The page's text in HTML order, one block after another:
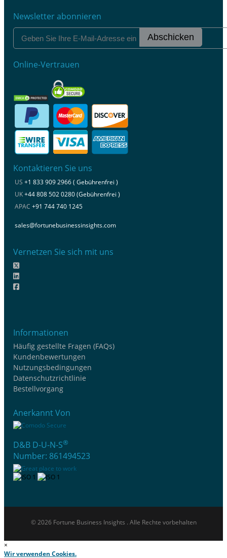
Newsletter abonnieren
Abschicken
Online-Vertrauen
Kontaktieren Sie uns
US +1 833 909 2966 ( Gebührenfrei )
UK+44 808 502 0280 (Gebührenfrei )
APAC +91 744 740 1245
sales@fortunebusinessinsights.com
Vernetzen Sie sich mit uns
Informationen
Häufig gestellte Fragen (FAQs)
Kundenbewertungen
Nutzungsbedingungen
Datenschutzrichtlinie
Bestellvorgang
Anerkannt Von
D&B D-U-N-S®
Number: 861494523
© 2026 Fortune Business Insights . Alle Rechte vorbehalten
×
Wir verwenden Cookies.